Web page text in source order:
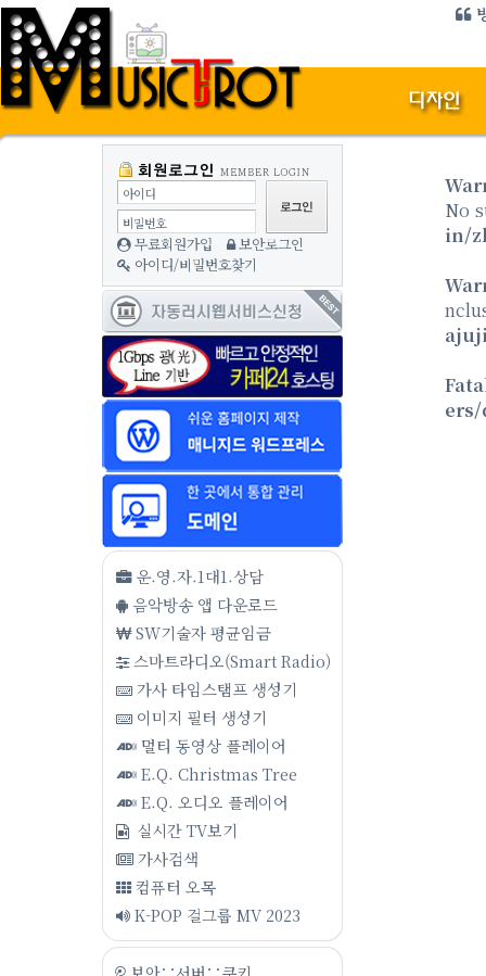
아이디
비밀번호
무료회원가입
보안로그인
아이디/비밀번호찾기
운.영.자.1대1.상담
음악방송 앱 다운로드
SW기술자 평균임금
스마트라디오(Smart Radio)
가사 타임스탬프 생성기
이미지 필터 생성기
멀티 동영상 플레이어
E.Q. Christmas Tree
E.Q. 오디오 플레이어
실시간 TV보기
가사검색
컴퓨터 오목
K-POP 걸그룹 MV 2023
No
in/